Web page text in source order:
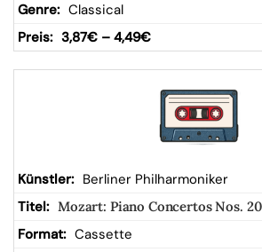
Classical
3,87€ – 4,49€
Berliner Philharmoniker
Mozart: Piano Concertos Nos. 20
Cassette